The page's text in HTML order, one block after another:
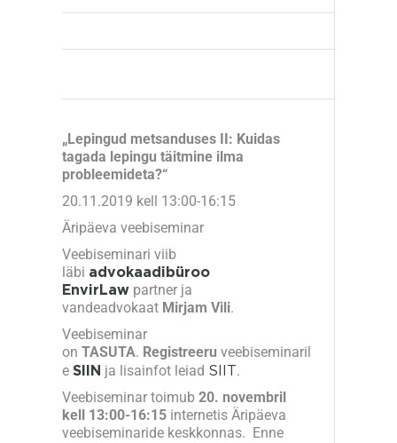
„Lepingud metsanduses II: Kuidas
tagada lepingu täitmine ilma
probleemideta?“
20.11.2019 kell 13:00-16:15
Äripäeva veebiseminar
Veebiseminari viib
läbi advokaadibüroo
EnvirLaw partner ja
vandeadvokaat Mirjam Vili.
Veebiseminar
on TASUTA. Registreeru veebiseminaril
e SIIN ja lisainfot leiad SIIT.
Veebiseminar toimub 20. novembril
kell 13:00-16:15 internetis Äripäeva
veebiseminaride keskkonnas. Enne